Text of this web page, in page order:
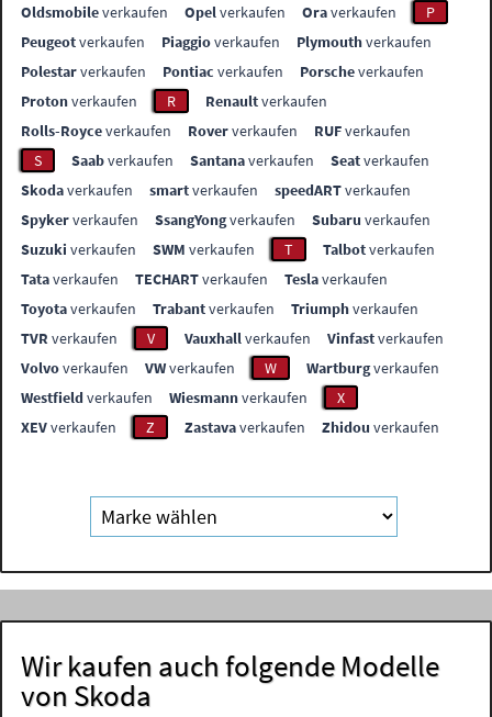
Oldsmobileverkaufen Opelverkaufen Oraverkaufen
P
Peugeotverkaufen Piaggioverkaufen Plymouthverkaufen
Polestarverkaufen Pontiac verkaufen Porscheverkaufen
Protonverkaufen R Renaultverkaufen
Rolls-Royceverkaufen Roververkaufen RUFverkaufen
S
Saabverkaufen Santanaverkaufen Seatverkaufen
Skodaverkaufen smartverkaufen speedARTverkaufen
Spykerverkaufen SsangYongverkaufen Subaru verkaufen
Suzuki verkaufen SWM verkaufen T Talbotverkaufen
Tataverkaufen TECHARTverkaufen Teslaverkaufen
Toyotaverkaufen Trabantverkaufen Triumphverkaufen
TVR verkaufen V Vauxhallverkaufen Vinfastverkaufen
Volvoverkaufen VWverkaufen W Wartburgverkaufen
Westfieldverkaufen Wiesmannverkaufen
X
XEVverkaufen Z Zastavaverkaufen Zhidou verkaufen
Wir kaufen auch folgende Modelle
von Skoda